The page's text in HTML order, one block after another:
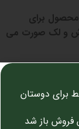
برای
و لک صورت می
برای دوستان
فروش باز شد